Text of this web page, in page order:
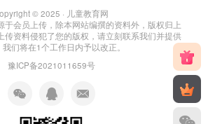
© 2025 · 儿童教育网
于会员上传，除本网站编撰的资料外，版权归上
传资料侵犯了您的版权，请立刻联系我们并提供
们将在1个工作日内予以改正。
豫ICP备2021011659号